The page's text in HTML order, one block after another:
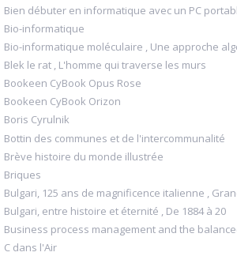
Bien débuter en informatique avec un PC
Bio-informatique
Bio-informatique moléculaire , Une approche
Blek le rat , L'homme qui traverse les murs
Bookeen CyBook Opus Rose
Bookeen CyBook Orizon
Boris Cyrulnik
Bottin des communes et de l'intercommunalité
Brève histoire du monde illustrée
Briques
Bulgari, 125 ans de magnificence italienne ,
Bulgari, entre histoire et éternité , De 1884 à 20
Business process management and the
C dans l'Air